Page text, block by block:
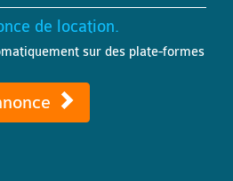
de location.
sur des plate-formes